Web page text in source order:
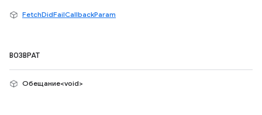
FetchDidFailCallbackParam
ВОЗВРАТ
Обещание<void>